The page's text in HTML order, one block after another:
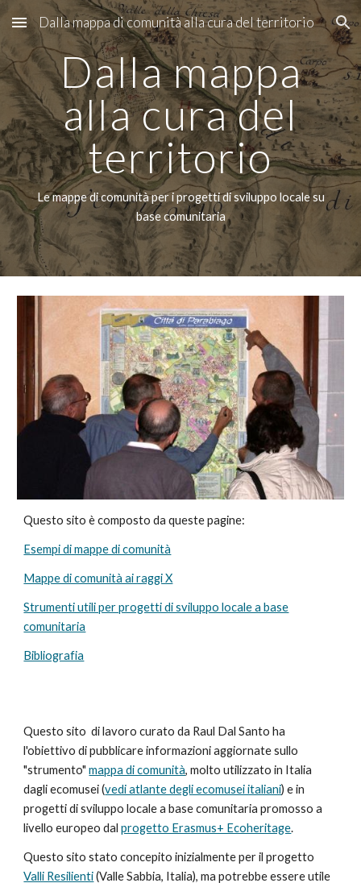
Skip to main content Skip to navigation
Dalla mappa di comunità alla cura del territorio
Dalla mappa
alla cura del
territorio
Le mappe di comunità per i progetti di sviluppo locale su
base comunitaria
Questo sito è composto da queste pagine:
Esempi di mappe di comunità
Mappe di comunità ai raggi X
Strumenti utili per progetti di sviluppo locale a base
comunitaria
Bibliografia
Questo sito di lavoro curato da Raul Dal Santo ha
l'obiettivo di pubblicare informazioni aggiornate sullo
"strumento"mappa di comunità, molto utilizzato in Italia
dagli ecomusei (vedi atlante degli ecomusei italiani) e in
progetti di sviluppo locale a base comunitaria promosso a
livello europeo dalprogetto Erasmus+ Ecoheritage.
Questo sito stato concepito inizialmente per il progetto
Valli Resilienti(Valle Sabbia, Italia), ma potrebbe essere utile